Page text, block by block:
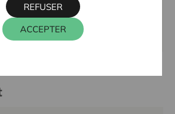
2, 8000 BRUGGE
ACCEPTER
REFUSER